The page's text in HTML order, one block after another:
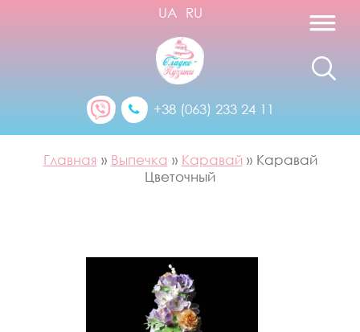
+38 (063) 233 24 11
UA RU
Главная » Выпечка » Каравай » Каравай
Цветочный